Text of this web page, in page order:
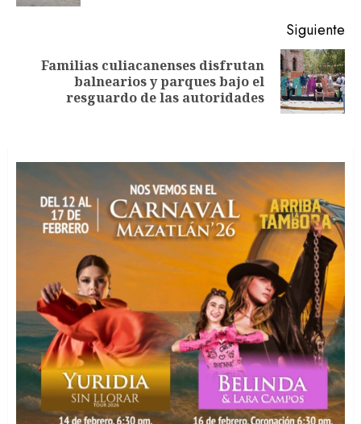
Siguiente
Siguiente
entrada:
Familias culiacanenses disfrutan
balnearios y parques bajo el
resguardo de las autoridades